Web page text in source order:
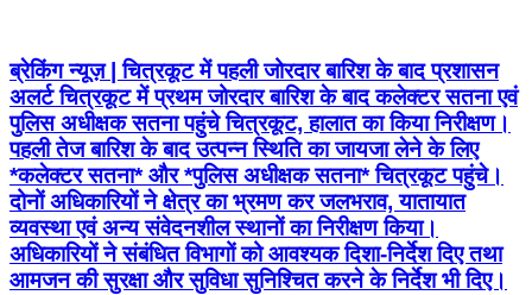
ब्रेकिंग न्यूज़ | चित्रकूट में पहली जोरदार बारिश के बाद प्रशासन
अलर्ट चित्रकूट में प्रथम जोरदार बारिश के बाद कलेक्टर सतना एवं
पुलिस अधीक्षक सतना पहुंचे चित्रकूट, हालात का किया निरीक्षण।
पहली तेज बारिश के बाद उत्पन्न स्थिति का जायजा लेने के लिए
*कलेक्टर सतना* और *पुलिस अधीक्षक सतना* चित्रकूट पहुंचे।
दोनों अधिकारियों ने क्षेत्र का भ्रमण कर जलभराव, यातायात
व्यवस्था एवं अन्य संवेदनशील स्थानों का निरीक्षण किया।
अधिकारियों ने संबंधित विभागों को आवश्यक दिशा-निर्देश दिए तथा
आमजन की सुरक्षा और सुविधा सुनिश्चित करने के निर्देश भी दिए।